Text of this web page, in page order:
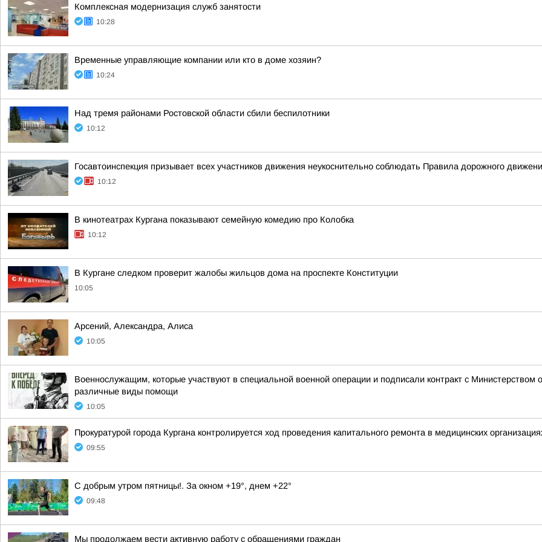
Комплексная модернизация служб занятости
10:28
Временные управляющие компании или кто в доме хозяин?
10:24
Над тремя районами Ростовской области сбили беспилотники
10:12
Госавтоинспекция призывает всех участников движения неукоснительно соблюдать Правила дорожного
10:12
В кинотеатрах Кургана показывают семейную комедию про Колобка
10:12
В Кургане следком проверит жалобы жильцов дома на проспекте Конституции
10:05
Арсений, Александра, Алиса
10:05
Военнослужащим, которые участвуют в специальной военной операции и подписали контракт с
различные виды помощи
10:05
Прокуратурой города Кургана контролируется ход проведения капитального ремонта в медицинских
09:55
С добрым утром пятницы!. За окном +19°, днем +22°
09:48
Мы продолжаем вести активную работу с обращениями граждан